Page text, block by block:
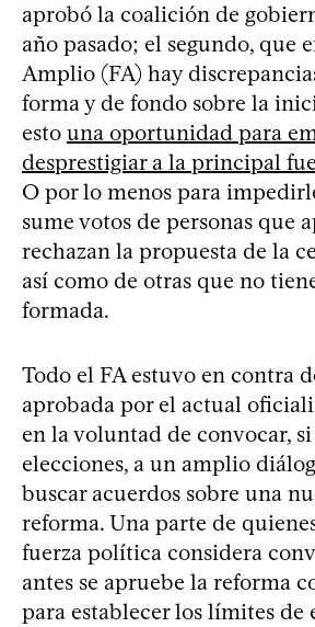
aprobó la coalición de
año pasado; el segundo, que
Amplio (FA) hay
forma y de fondo sobre la
esto una oportunidad para
desprestigiar a la principal
O por lo menos para
sume votos de personas que
rechazan la propuesta de la
así como de otras que no
formada.
Todo el FA estuvo en contra
aprobada por el actual
en la voluntad de convocar, si
elecciones, a un amplio
buscar acuerdos sobre una
reforma. Una parte de
fuerza política considera
antes se apruebe la reforma
para establecer los límites de